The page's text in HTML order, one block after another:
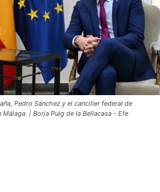
Pedro Sánchez y el canciller federal de
| Borja Puig de la Bellacasa - Efe